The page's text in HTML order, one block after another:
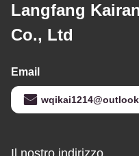
Langfang
Co., Ltd
Email